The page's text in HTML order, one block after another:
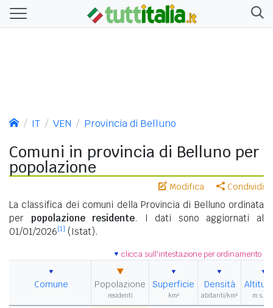
IT VEN Provincia di Belluno
Comuni in provincia di Belluno per
popolazione
Modifica Condividi
La classifica dei comuni della Provincia di Belluno ordinata
per popolazione residente. I dati sono aggiornati al
01/01/2026[1] (Istat).
clicca sull'intestazione per ordinamento
Comune Popolazione
residenti
Superficie
km²
Densità
abitanti/km² m